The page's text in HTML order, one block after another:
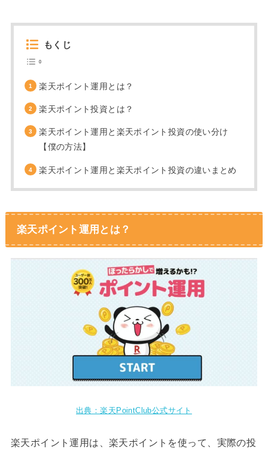
もくじ
楽天ポイント運用とは？
楽天ポイント投資とは？
楽天ポイント運用と楽天ポイント投資の使い分け
【僕の方法】
楽天ポイント運用と楽天ポイント投資の違いまとめ
楽天ポイント運用とは？
出典：楽天PointClub公式サイト
楽天ポイント運用は、楽天ポイントを使って、実際の投